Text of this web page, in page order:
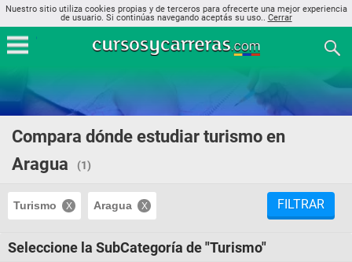
Nuestro sitio utiliza cookies propias y de terceros para ofrecerte una mejor experiencia
de usuario. Si continúas navegando aceptás su uso.. Cerrar
Compara dónde estudiar turismo en
Aragua
(1)
Turismo Aragua FILTRAR
Seleccione la SubCategoría de "Turismo"